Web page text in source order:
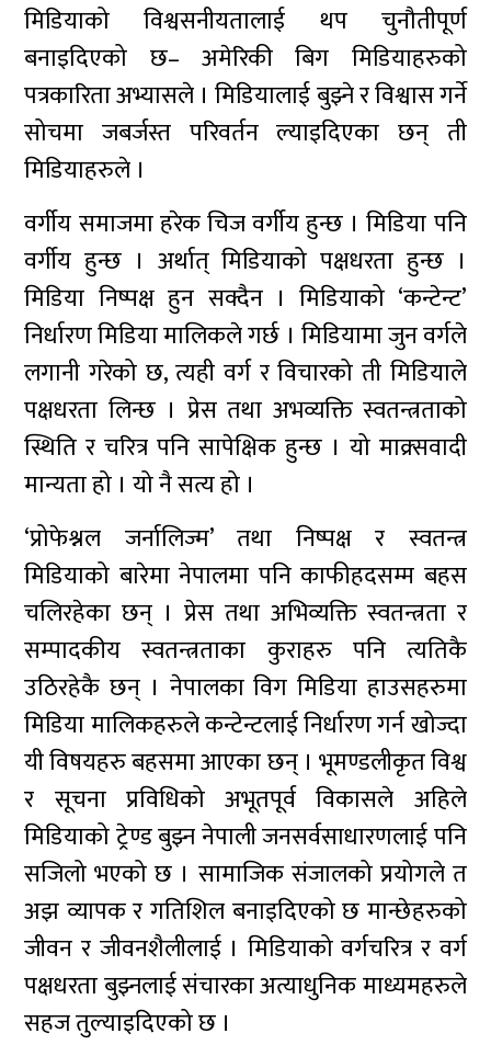
मिडियाको विश्वसनीयतालाई थप चुनौतीपूर्ण
बनाइदिएको छ– अमेरिकी बिग मिडियाहरुको
पत्रकारिता अभ्यासले । मिडियालाई बुझ्ने र विश्वास गर्ने
सोचमा जबर्जस्त परिवर्तन ल्याइदिएका छन् ती
मिडियाहरुले ।
वर्गीय समाजमा हरेक चिज वर्गीय हुन्छ । मिडिया पनि
वर्गीय हुन्छ । अर्थात् मिडियाको पक्षधरता हुन्छ ।
मिडिया निष्पक्ष हुन सक्दैन । मिडियाको ‘कन्टेन्ट’
निर्धारण मिडिया मालिकले गर्छ । मिडियामा जुन वर्गले
लगानी गरेको छ, त्यही वर्ग र विचारको ती मिडियाले
पक्षधरता लिन्छ । प्रेस तथा अभव्यक्ति स्वतन्त्रताको
स्थिति र चरित्र पनि सापेक्षिक हुन्छ । यो माक्र्सवादी
मान्यता हो । यो नै सत्य हो ।
‘प्रोफेश्नल जर्नालिज्म’ तथा निष्पक्ष र स्वतन्त्र
मिडियाको बारेमा नेपालमा पनि काफीहदसम्म बहस
चलिरहेका छन् । प्रेस तथा अभिव्यक्ति स्वतन्त्रता र
सम्पादकीय स्वतन्त्रताका कुराहरु पनि त्यतिकै
उठिरहेकै छन् । नेपालका विग मिडिया हाउसहरुमा
मिडिया मालिकहरुले कन्टेन्टलाई निर्धारण गर्न खोज्दा
यी विषयहरु बहसमा आएका छन् । भूमण्डलीकृत विश्व
र सूचना प्रविधिको अभूतपूर्व विकासले अहिले
मिडियाको ट्रेण्ड बुझ्न नेपाली जनसर्वसाधारणलाई पनि
सजिलो भएको छ । सामाजिक संजालको प्रयोगले त
अझ व्यापक र गतिशिल बनाइदिएको छ मान्छेहरुको
जीवन र जीवनशैलीलाई । मिडियाको वर्गचरित्र र वर्ग
पक्षधरता बुझ्नलाई संचारका अत्याधुनिक माध्यमहरुले
सहज तुल्याइदिएको छ ।